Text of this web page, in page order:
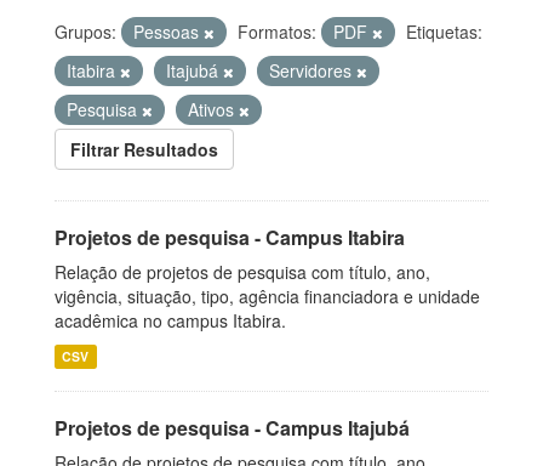
Grupos: Pessoas Formatos: PDF
Etiquetas:
Itabira
Itajubá
Servidores
Pesquisa
Ativos
Filtrar Resultados
Projetos de pesquisa - Campus Itabira
Relação de projetos de pesquisa com título, ano,
vigência, situação, tipo, agência financiadora e unidade
acadêmica no campus Itabira.
CSV
Projetos de pesquisa - Campus Itajubá